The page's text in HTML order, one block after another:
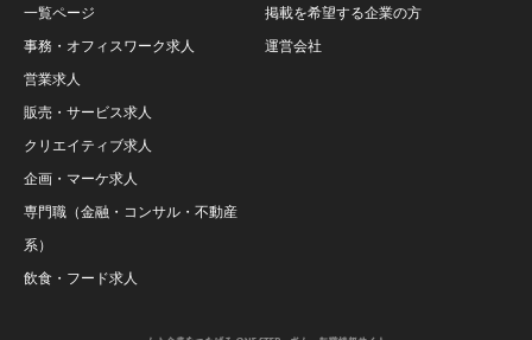
一覧ページ
事務・オフィスワーク求人
営業求人
販売・サービス求人
クリエイティブ求人
企画・マーケ求人
専門職（金融・コンサル・不動産
系）
飲食・フード求人
掲載を希望する企業の方
運営会社